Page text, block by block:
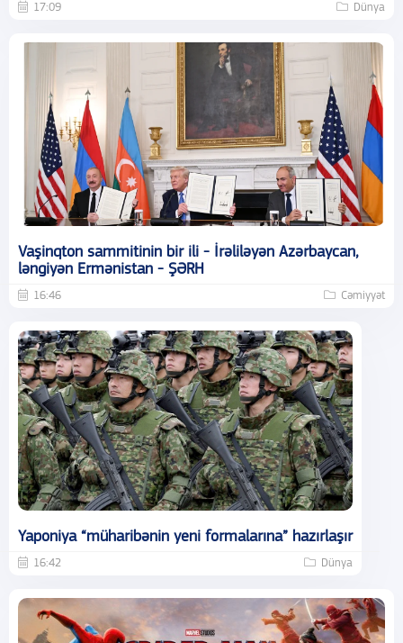
17:09 Dünya
Vaşinqton sammitinin bir ili - İrəliləyən Azərbaycan,
ləngiyən Ermənistan - ŞƏRH
16:46 Cəmiyyət
Yaponiya “müharibənin yeni formalarına” hazırlaşır
16:42 Dünya